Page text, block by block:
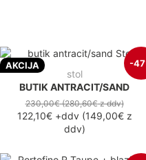
AKCIJA -
stol
BUTIK ANTRACIT/SAND
230,00€(280,60€z ddv)
122,10€+ddv(149,00€z
ddv)